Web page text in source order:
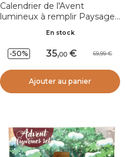
Calendrier de l'Avent
lumineux à remplir Paysage
En stock
-50% 35,00 69,99
Ajouter au panier